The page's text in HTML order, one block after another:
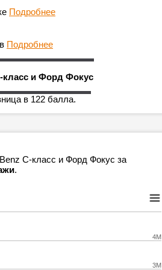
Подробнее
Подробнее
класс и Форд Фокус
в 122 балла.
C-класс и Форд Фокус за
.
3M
4M